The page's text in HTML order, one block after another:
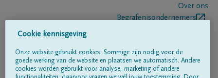
Over ons
Begrafenisondernemers
Volg ons op
Cookie kennisgeving
Onze website gebruikt cookies. Sommige zijn nodig voor de
goede werking van de website en plaatsen we automatisch. Andere
cookies worden gebruikt voor analyse, marketing of andere